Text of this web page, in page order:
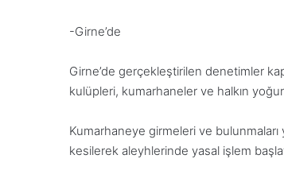
-Girne’de
Girne’de gerçekleştirilen denetimler
kulüpleri, kumarhaneler ve halkın
Kumarhaneye girmeleri ve
kesilerek aleyhlerinde yasal işlem